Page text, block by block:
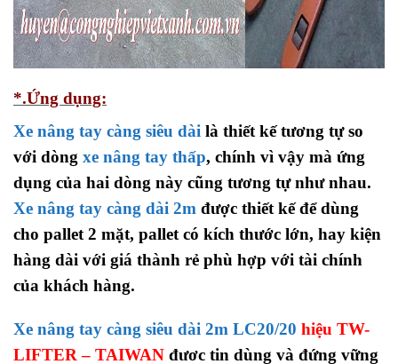
*.Ứng dụng:
Xe nâng tay càng siêu dài là thiết kế tương tự so
với dòng xe nâng tay thấp, chính vì vậy mà ứng
dụng của hai dòng này cũng tương tự như nhau.
Xe nâng tay càng dài 2m được thiết kế để dùng
cho pallet 2 mặt, pallet có kích thước lớn, hay kiện
hàng dài với giá thành rẻ phù hợp với tài chính
của khách hàng.
Xe nâng tay càng siêu dài 2m LC20/20 hiệu TW-
LIFTER – TAIWAN đươc tin dùng và đứng vững